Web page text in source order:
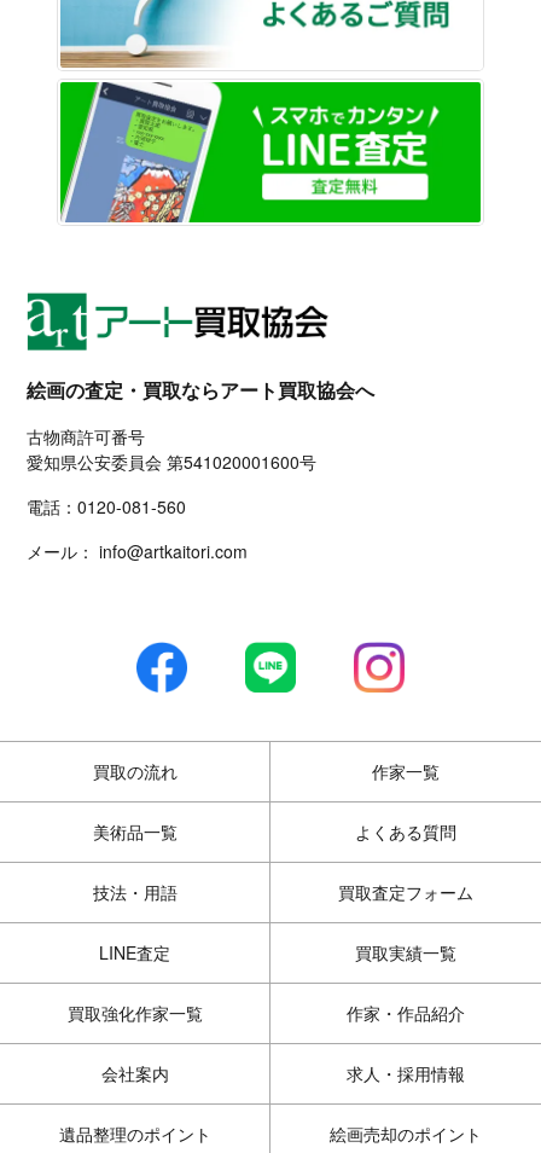
絵画の査定・買取ならアート買取協会へ
古物商許可番号
愛知県公安委員会 第541020001600号
電話：0120-081-560
メール： info@artkaitori.com
買取の流れ 作家一覧
美術品一覧 よくある質問
技法・用語 買取査定フォーム
LINE査定 買取実績一覧
買取強化作家一覧 作家・作品紹介
会社案内 求人・採用情報
遺品整理のポイント 絵画売却のポイント